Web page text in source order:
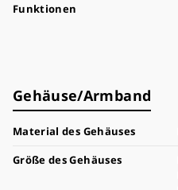
Funktionen
Gehäuse/Armband
Material des Gehäuses
Größe des Gehäuses